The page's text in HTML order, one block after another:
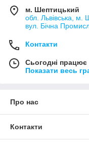
м. Шептицький
обл. Львівська, м.
вул. Бічна
Контакти
Сьогодні працює
Показати весь
Про нас
Контакти